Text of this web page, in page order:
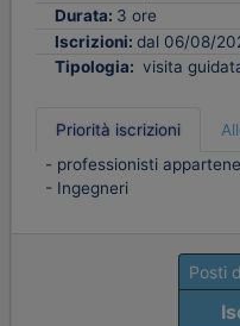
Durata: 3 ore
Iscrizioni: dal 06/08/
Tipologia: visita
Priorità iscrizioni
- professionisti
- Ingegneri
Posti